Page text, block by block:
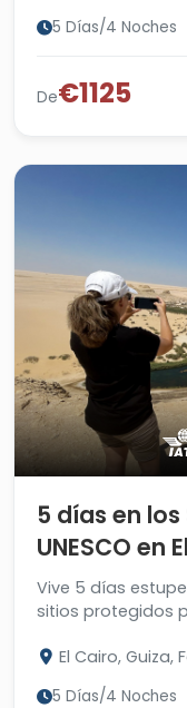
5 Días/4 Noches
De€1125
5 días en
UNESCO en
Vive 5 días
sitios protegidos
El Cairo, Guiza,
5 Días/4 Noches